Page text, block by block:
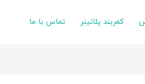
کمربند پلاتینر تماس با ما